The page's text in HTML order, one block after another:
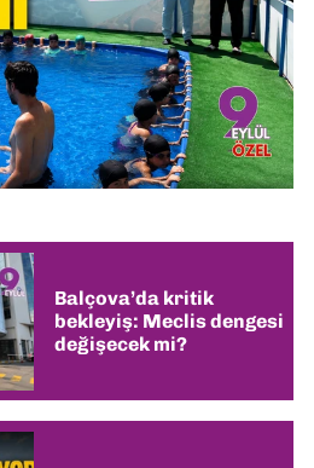
Balçova’da kritik
bekleyiş: Meclis dengesi
değişecek mi?